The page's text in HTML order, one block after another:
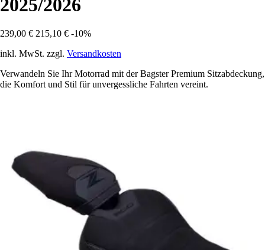
2025/2026
239,00 € 215,10 € -10%
inkl. MwSt. zzgl. Versandkosten
Verwandeln Sie Ihr Motorrad mit der Bagster Premium Sitzabdeckung,
die Komfort und Stil für unvergessliche Fahrten vereint.